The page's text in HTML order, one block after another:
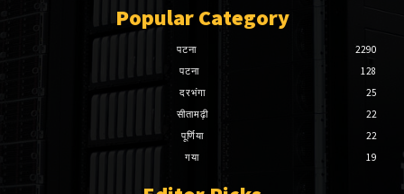
Popular Category
पटना
2290
पटना
128
दरभंगा
25
सीतामढ़ी
22
पूर्णिया
22
गया
19